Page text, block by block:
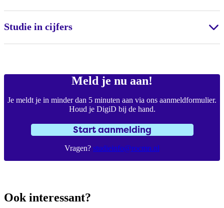
Studie in cijfers
Meld je nu aan!
Je meldt je in minder dan 5 minuten aan via ons aanmeldformulier.
Houd je DigiD bij de hand.
Start aanmelding
Vragen? studieinfo@rocmn.nl
Ook interessant?